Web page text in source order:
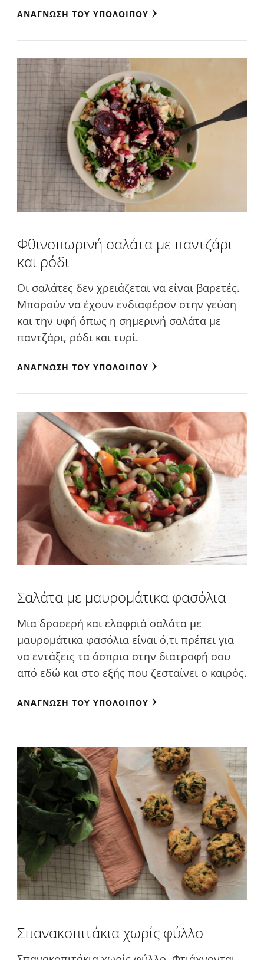
ΑΝΆΓΝΩΣΗ ΤΟΥ ΥΠΟΛΟΊΠΟΥ
Φθινοπωρινή σαλάτα με παντζάρι
και ρόδι
Οι σαλάτες δεν χρειάζεται να είναι βαρετές.
Μπορούν να έχουν ενδιαφέρον στην γεύση
και την υφή όπως η σημερινή σαλάτα με
παντζάρι, ρόδι και τυρί.
ΑΝΆΓΝΩΣΗ ΤΟΥ ΥΠΟΛΟΊΠΟΥ
Σαλάτα με μαυρομάτικα φασόλια
Μια δροσερή και ελαφριά σαλάτα με
μαυρομάτικα φασόλια είναι ό,τι πρέπει για
να εντάξεις τα όσπρια στην διατροφή σου
από εδώ και στο εξής που ζεσταίνει ο καιρός.
ΑΝΆΓΝΩΣΗ ΤΟΥ ΥΠΟΛΟΊΠΟΥ
Σπανακοπιτάκια χωρίς φύλλο